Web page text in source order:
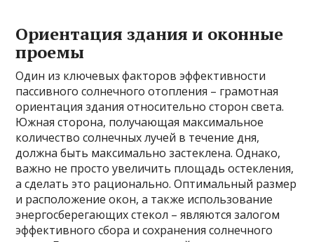
Ориентация здания и оконные
проемы
Один из ключевых факторов эффективности
пассивного солнечного отопления – грамотная
ориентация здания относительно сторон света.
Южная сторона, получающая максимальное
количество солнечных лучей в течение дня,
должна быть максимально застеклена. Однако,
важно не просто увеличить площадь остекления,
а сделать это рационально. Оптимальный размер
и расположение окон, а также использование
энергосберегающих стекол – являются залогом
эффективного сбора и сохранения солнечного